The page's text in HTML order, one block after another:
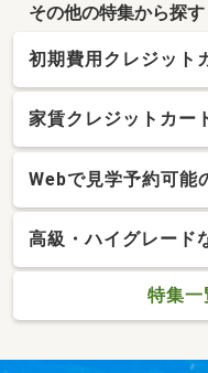
その他の特集から探す
初期費用クレジット
家賃クレジットカー
Webで見学予約可能
高級・ハイグレード
特集一